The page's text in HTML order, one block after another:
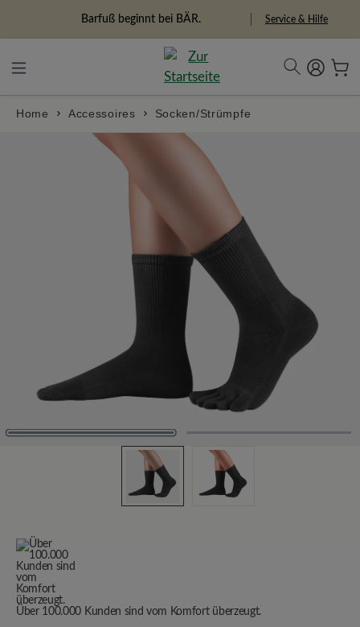
Freiheitspioniere Service & Hilfe
Home Accessoires Socken/Strümpfe
Bildergalerie überspringen
Über 100.000 Kunden sind vom Komfort überzeugt.